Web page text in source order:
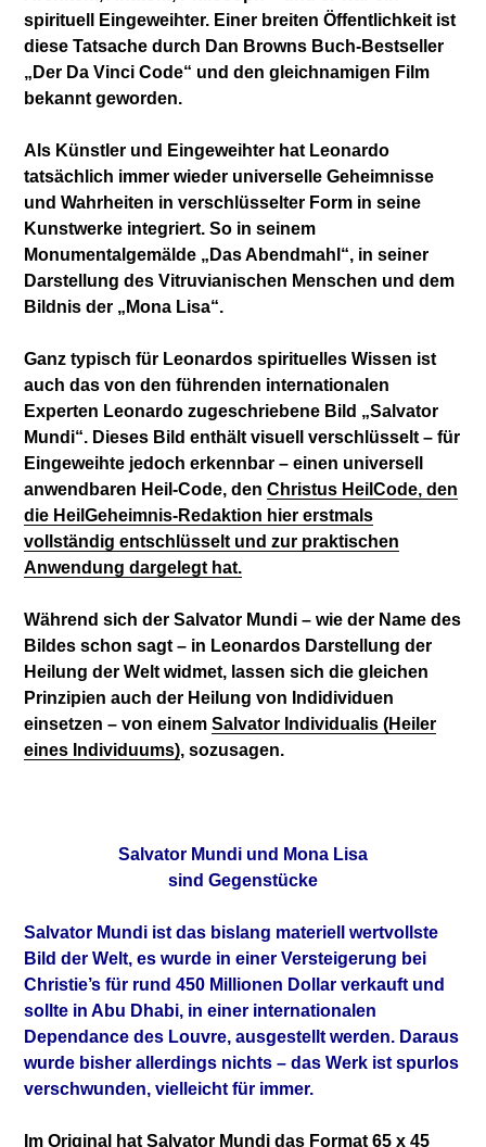
spirituell Eingeweihter. Einer breiten Öffentlichkeit ist
diese Tatsache durch Dan Browns Buch-Bestseller
„Der Da Vinci Code“ und den gleichnamigen Film
bekannt geworden.
Als Künstler und Eingeweihter hat Leonardo
tatsächlich immer wieder universelle Geheimnisse
und Wahrheiten in verschlüsselter Form in seine
Kunstwerke integriert. So in seinem
Monumentalgemälde „Das Abendmahl“, in seiner
Darstellung des Vitruvianischen Menschen und dem
Bildnis der „Mona Lisa“.
Ganz typisch für Leonardos spirituelles Wissen ist
auch das von den führenden internationalen
Experten Leonardo zugeschriebene Bild „Salvator
Mundi“. Dieses Bild enthält visuell verschlüsselt – für
Eingeweihte jedoch erkennbar – einen universell
anwendbaren Heil-Code, denChristus HeilCode, den
die HeilGeheimnis-Redaktion hier erstmals
vollständig entschlüsselt und zur praktischen
Anwendung dargelegt hat.
Während sich der Salvator Mundi – wie der Name des
Bildes schon sagt – in Leonardos Darstellung der
Heilung der Welt widmet, lassen sich die gleichen
Prinzipien auch der Heilung von Indidividuen
einsetzen – von einemSalvator Individualis (Heiler
eines Individuums), sozusagen.
Salvator Mundi und Mona Lisa
sind Gegenstücke
Salvator Mundi ist das bislang materiell wertvollste
Bild der Welt, es wurde in einer Versteigerung bei
Christie’s für rund 450 Millionen Dollar verkauft und
sollte in Abu Dhabi, in einer internationalen
Dependance des Louvre, ausgestellt werden. Daraus
wurde bisher allerdings nichts – das Werk ist spurlos
verschwunden, vielleicht für immer.
Im Original hat Salvator Mundi das Format 65 x 45